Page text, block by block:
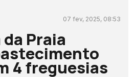
07 fev, 2025, 08:53
Praia
4 freguesias